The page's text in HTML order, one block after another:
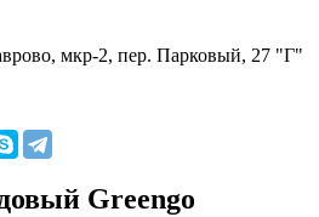
мкр-2, пер. Парковый, 27 "Г"
Greengo